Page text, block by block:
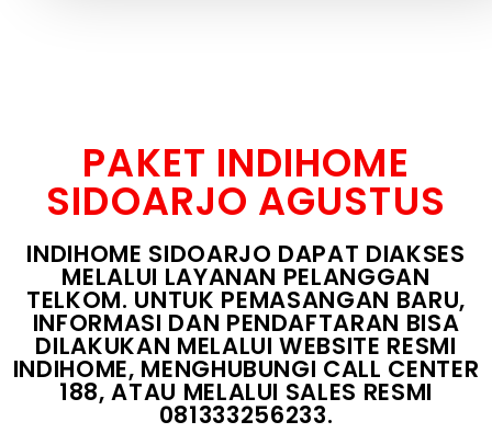
PAKET INDIHOME
SIDOARJO AGUSTUS
INDIHOME SIDOARJO DAPAT DIAKSES
MELALUI LAYANAN PELANGGAN
TELKOM. UNTUK PEMASANGAN BARU,
INFORMASI DAN PENDAFTARAN BISA
DILAKUKAN MELALUI WEBSITE RESMI
INDIHOME, MENGHUBUNGI CALL CENTER
188, ATAU MELALUI SALES RESMI
081333256233.